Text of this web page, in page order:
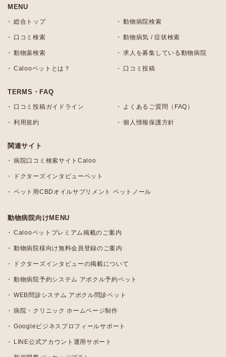
MENU
総合トップ 動物病院検索
口コミ検索 動物病気 / 症状検索
動物薬検索 求人を募集している動物病院
Calooペットとは？ 口コミ投稿
TERMS・FAQ
口コミ投稿ガイドライン よくあるご質問（FAQ）
利用規約 個人情報保護方針
関連サイト
病院口コミ検索サイトCaloo
ドクターズインタビューペット
ペット用CBDオイルサプリメント ペットノール
動物病院向けMENU
Calooペットプレミアム掲載のご案内
動物病院様向け無料会員登録のご案内
ドクターズインタビューの掲載について
動物病院予約システム アポクル予約ペット
WEB問診システム アポクル問診ペット
病院・クリニック ホームページ制作
Googleビジネスプロフィールサポート
LINE公式アカウント運用サポート